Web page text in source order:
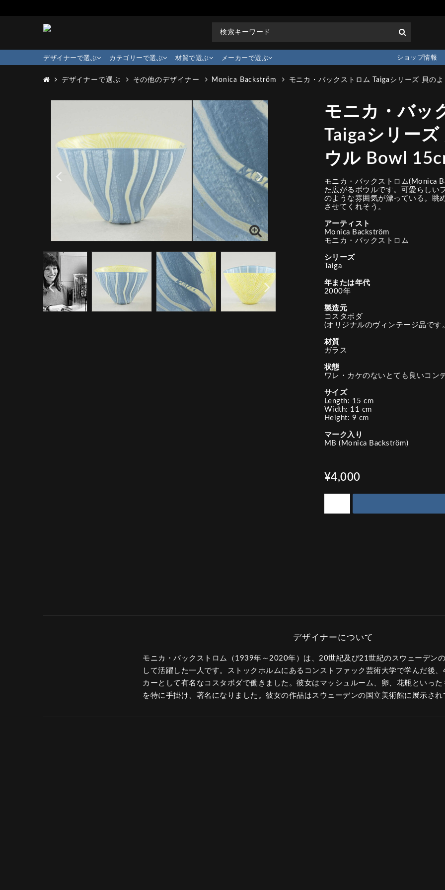
デザイナーで選ぶ カテゴリーで選ぶ 材質で選ぶ メーカーで選ぶ ショップ情報
デザイナーで選ぶ その他のデザイナー Monica Backström モニカ・バックストロム Taigaシリーズ 貝の
モニカ・バッ
Taigaシリー
ウル Bowl
モニカ・バックストロム(Monica
た広がるボウルです。可愛らしい
のような雰囲気が漂っている。眺
させてくれそう。
アーティスト
Monica Backström
モニカ・バックストロム
シリーズ
Taiga
年または年代
2000年
製造元
コスタボダ
(オリジナルのヴィンテージ品です
材質
ガラス
状態
ワレ・カケのないとても良いコン
サイズ
Length: 15 cm
Width: 11 cm
Height: 9 cm
マーク入り
MB (Monica Backström)
¥4,000
モニカ・バックストロム（1939年～2020年）は、20世紀及び21世紀のスウェーデン
して活躍した一人です。ストックホルムにあるコンストファック芸術大学で学んだ後
カーとして有名なコスタボダで働きました。彼女はマッシュルーム、卵、花瓶といっ
を特に手掛け、著名になりました。彼女の作品はスウェーデンの国立美術館に展示され